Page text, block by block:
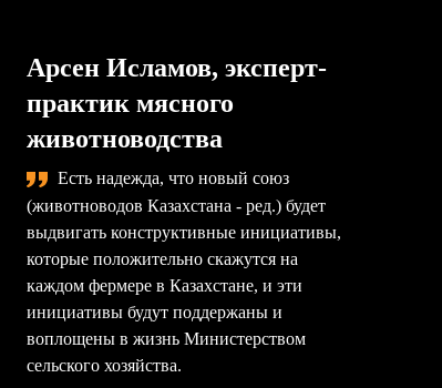
Арсен Исламов, эксперт-
практик мясного
животноводства
Есть надежда, что новый союз
(животноводов Казахстана - ред.) будет
выдвигать конструктивные инициативы,
которые положительно скажутся на
каждом фермере в Казахстане, и эти
инициативы будут поддержаны и
воплощены в жизнь Министерством
сельского хозяйства.